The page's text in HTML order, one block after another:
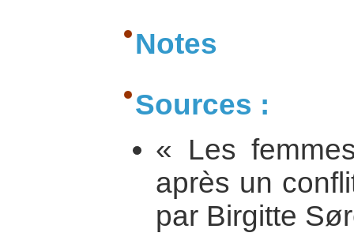
Notes
Sources :
« Les
après un
par Birgitte